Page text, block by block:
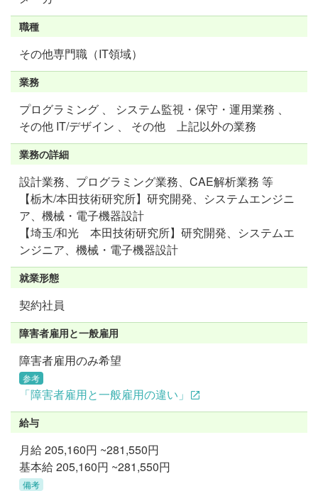
職種
その他専門職（IT領域）
業務
プログラミング 、 システム監視・保守・運用業務 、
その他 IT/デザイン 、 その他 上記以外の業務
業務の詳細
設計業務、プログラミング業務、CAE解析業務 等
【栃木/本田技術研究所】研究開発、システムエンジニ
ア、機械・電子機器設計
【埼玉/和光 本田技術研究所】研究開発、システムエ
ンジニア、機械・電子機器設計
就業形態
契約社員
障害者雇用と一般雇用
障害者雇用のみ希望
参考
「障害者雇用と一般雇用の違い」
給与
月給205,160円 ~281,550円
基本給 205,160円 ~281,550円
備考